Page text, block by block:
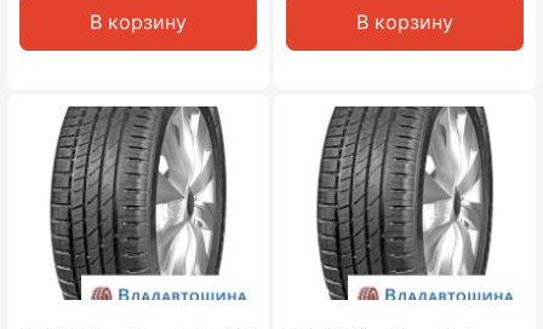
В корзину В корзину